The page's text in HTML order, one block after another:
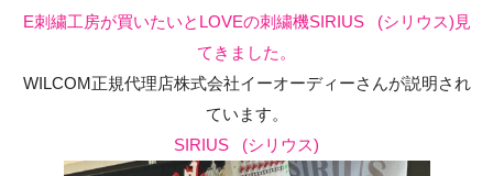
E刺繍工房が買いたいとLOVEの刺繍機SIRIUS (シリウス)見
てきました。
WILCOM正規代理店株式会社イーオーディーさんが説明され
ています。
SIRIUS (シリウス)